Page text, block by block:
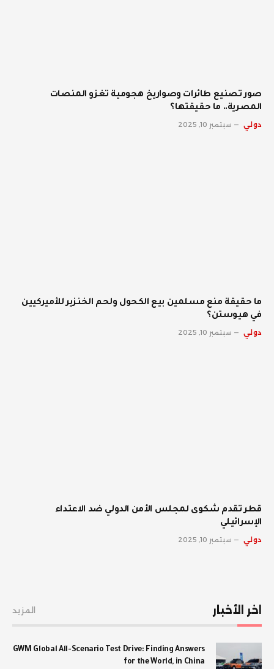
صور تصنيع طائرات وصواريخ هجومية تغزو المنصات
المصرية.. ما حقيقتها؟
دولي سبتمبر 10, 2025
ما حقيقة منع مسلمين بيع الكحول ولحم الخنزير للأميركيين
في هيوستن؟
دولي سبتمبر 10, 2025
قطر تقدم شكوى لمجلس الأمن الدولي ضد الاعتداء
الإسرائيلي
دولي سبتمبر 10, 2025
اخر الأخبار المزيد
GWM Global All-Scenario Test Drive: Finding Answers
for the World, in China